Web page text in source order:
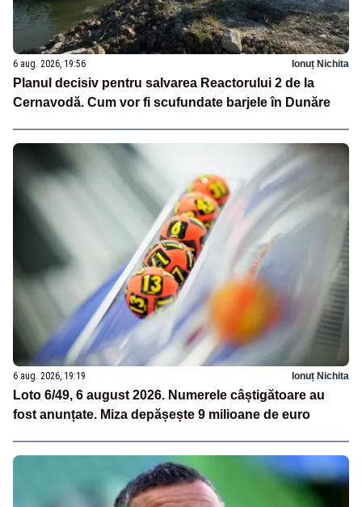
6 aug. 2026, 19:56 Ionuț Nichita
Planul decisiv pentru salvarea Reactorului 2 de la
Cernavodă. Cum vor fi scufundate barjele în Dunăre
6 aug. 2026, 19:19 Ionuț Nichita
Loto 6/49, 6 august 2026. Numerele câștigătoare au
fost anunțate. Miza depășește 9 milioane de euro